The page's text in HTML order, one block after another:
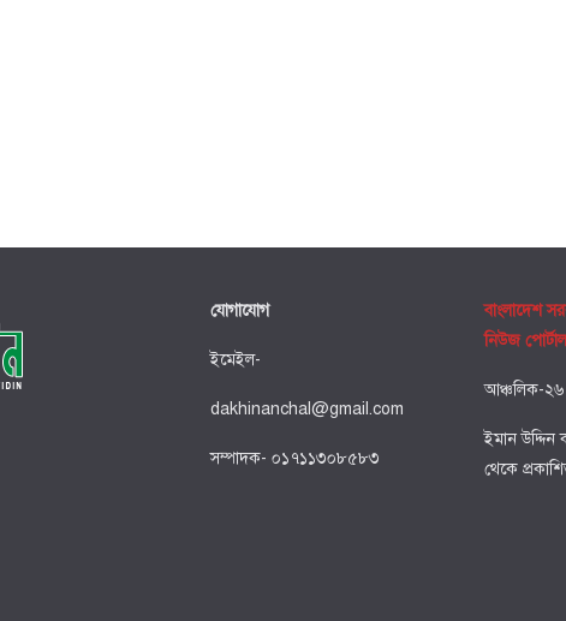
যোগাযোগ
ইমেইল-
dakhinanchal@gmail.com
সম্পাদক- ০১৭১১৩০৮৫৮৩
বাংলাদেশ
নিউজ পোর্টাল
আঞ্চলিক-২৬
ইমান উদ্দিন
থেকে